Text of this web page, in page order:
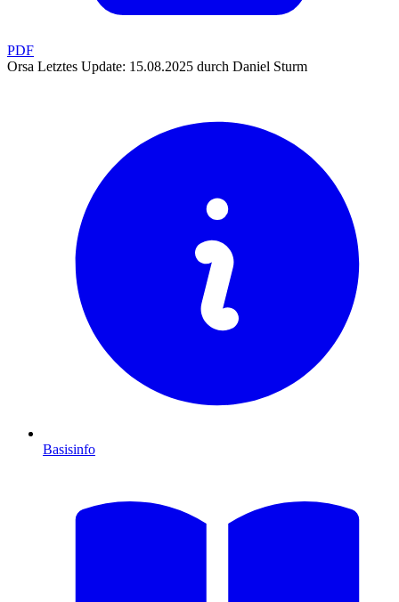
PDF
Orsa Letztes Update: 15.08.2025 durch Daniel Sturm
Basisinfo